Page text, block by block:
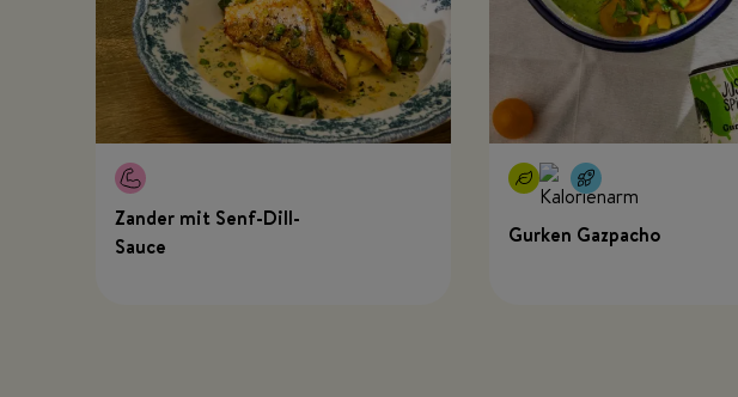
Zander mit Senf-Dill-
Sauce
Gurken Gazpacho